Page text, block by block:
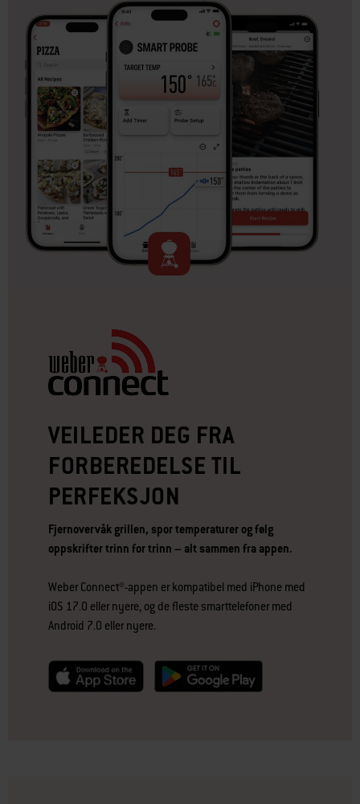
VEILEDER DEG FRA
FORBEREDELSE TIL
PERFEKSJON
Fjernovervåk grillen, spor temperaturer og følg
oppskrifter trinn for trinn – alt sammen fra appen.
Weber Connect®-appen er kompatibel med iPhone med
iOS 17.0 eller nyere, og de fleste smarttelefoner med
Android 7.0 eller nyere.
null